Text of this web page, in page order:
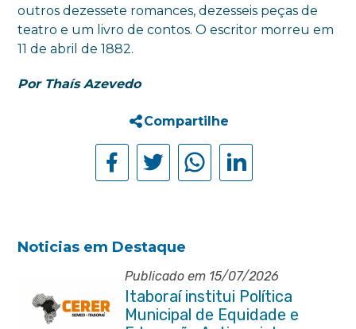
outros dezessete romances, dezesseis peças de
teatro e um livro de contos. O escritor morreu em
11 de abril de 1882.
Por Thaís Azevedo
Compartilhe
Noticias em Destaque
Publicado em 15/07/2026
Itaboraí institui Política
Municipal de Equidade e